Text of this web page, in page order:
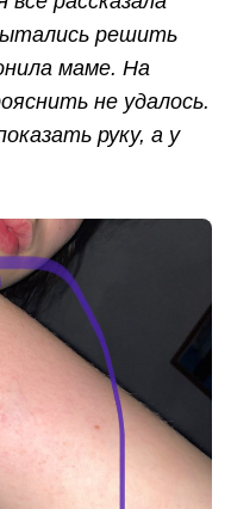
решить
маме. На
не удалось.
руку, а у